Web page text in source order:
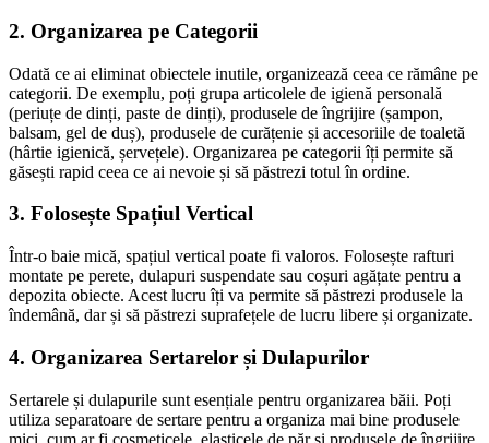
2. Organizarea pe Categorii
Odată ce ai eliminat obiectele inutile, organizează ceea ce rămâne pe
categorii. De exemplu, poți grupa articolele de igienă personală
(periuțe de dinți, paste de dinți), produsele de îngrijire (șampon,
balsam, gel de duș), produsele de curățenie și accesoriile de toaletă
(hârtie igienică, șervețele). Organizarea pe categorii îți permite să
găsești rapid ceea ce ai nevoie și să păstrezi totul în ordine.
3. Folosește Spațiul Vertical
Într-o baie mică, spațiul vertical poate fi valoros. Folosește rafturi
montate pe perete, dulapuri suspendate sau coșuri agățate pentru a
depozita obiecte. Acest lucru îți va permite să păstrezi produsele la
îndemână, dar și să păstrezi suprafețele de lucru libere și organizate.
4. Organizarea Sertarelor și Dulapurilor
Sertarele și dulapurile sunt esențiale pentru organizarea băii. Poți
utiliza separatoare de sertare pentru a organiza mai bine produsele
mici, cum ar fi cosmeticele, elasticele de păr și produsele de îngrijire.